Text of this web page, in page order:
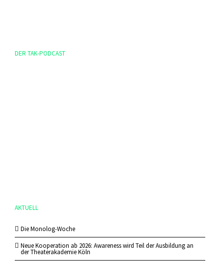
DER TAK-PODCAST
AKTUELL
Die Monolog-Woche
Neue Kooperation ab 2026: Awareness wird Teil der Ausbildung an
der Theaterakademie Köln